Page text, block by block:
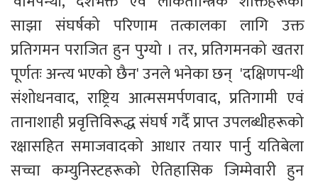
साझा संघर्षको परिणाम तत्कालका लागि उक्त
प्रतिगमन पराजित हुन पुग्यो । तर, प्रतिगमनको खतरा
पूर्णतः अन्त्य भएको छैन' उनले भनेका छन्  'दक्षिणपन्थी
संशोधनवाद, राष्ट्रिय आत्मसमर्पणवाद, प्रतिगामी एवं
तानाशाही प्रवृत्तिविरूद्ध संघर्ष गर्दै प्राप्त उपलब्धीहरूको
रक्षासहित समाजवादको आधार तयार पार्नु यतिबेला
सच्चा कम्युनिस्टहरूको ऐतिहासिक जिम्मेवारी हुन